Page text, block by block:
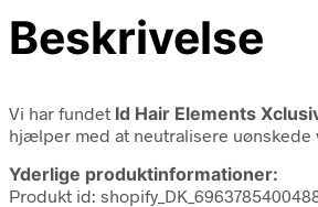
Beskrivelse
Vi har fundet Id Hair Elements
hjælper med at neutralisere uønskede
Yderlige produktinformationer:
Produkt id: